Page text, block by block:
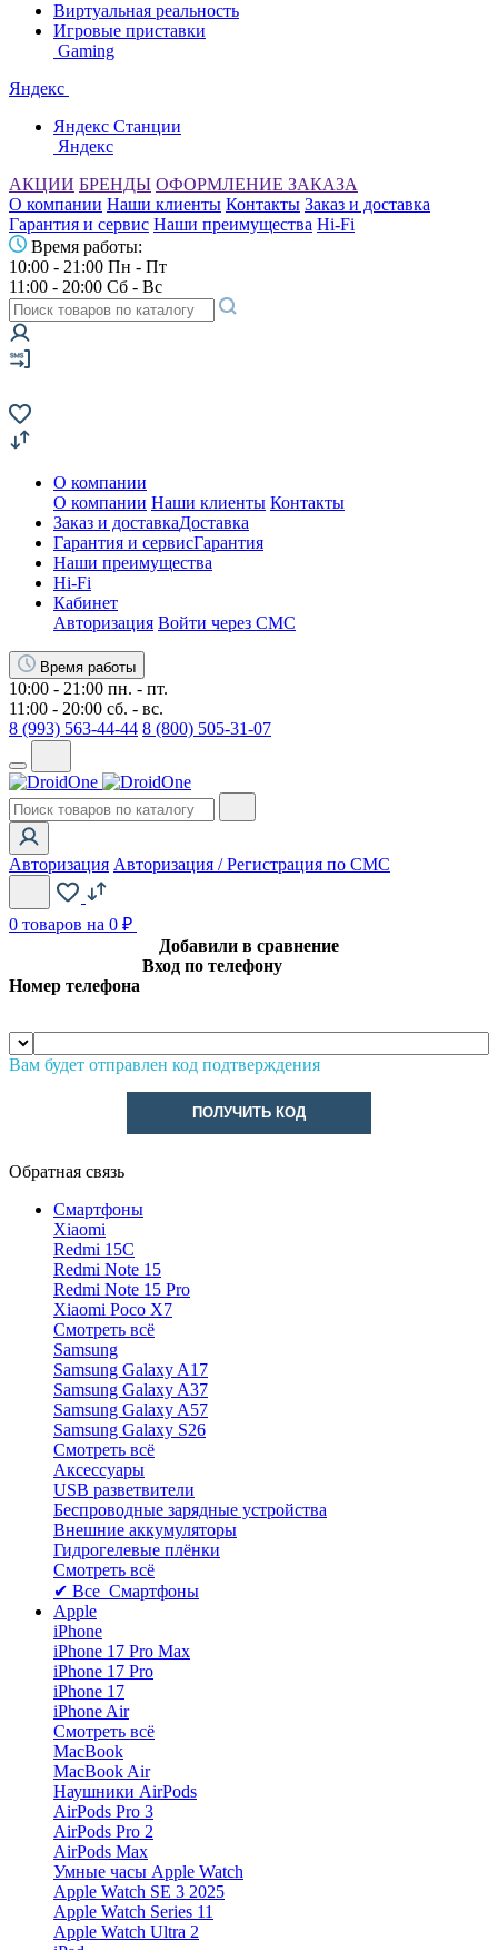
Виртуальная реальность
Игровые приставки
Gaming
Яндекс
Яндекс Станции
Яндекс
АКЦИИ БРЕНДЫ ОФОРМЛЕНИЕ ЗАКАЗА
О компании Наши клиенты Контакты Заказ и доставка
Гарантия и сервис Наши преимущества Hi-Fi
Время работы:
10:00 - 21:00 Пн - Пт
11:00 - 20:00 Сб - Вс
О компании
О компании Наши клиенты Контакты
Заказ и доставкаДоставка
Гарантия и сервисГарантия
Наши преимущества
Hi-Fi
Кабинет
Авторизация Войти через СМС
Время работы
10:00 - 21:00 пн. - пт.
11:00 - 20:00 сб. - вс.
8 (993) 563-44-44 8 (800) 505-31-07
Авторизация Авторизация / Регистрация по СМС
0 товаров на 0 ₽
Добавили в сравнение
Вход по телефону
Номер телефона
Вам будет отправлен код подтверждения
ПОЛУЧИТЬ КОД
Обратная связь
Смартфоны
Xiaomi
Redmi 15C
Redmi Note 15
Redmi Note 15 Pro
Xiaomi Poco X7
Смотреть всё
Samsung
Samsung Galaxy A17
Samsung Galaxy A37
Samsung Galaxy A57
Samsung Galaxy S26
Смотреть всё
Аксессуары
USB разветвители
Беспроводные зарядные устройства
Внешние аккумуляторы
Гидрогелевые плёнки
Смотреть всё
✔ Все Смартфоны
Apple
iPhone
iPhone 17 Pro Max
iPhone 17 Pro
iPhone 17
iPhone Air
Смотреть всё
MacBook
MacBook Air
Наушники AirPods
AirPods Pro 3
AirPods Pro 2
AirPods Max
Умные часы Apple Watch
Apple Watch SE 3 2025
Apple Watch Series 11
Apple Watch Ultra 2